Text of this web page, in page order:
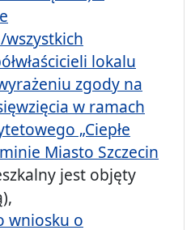
wszystkich
lokalu
zgody na
w ramach
„Ciepłe
Miasto Szczecin
jest objęty
wniosku o